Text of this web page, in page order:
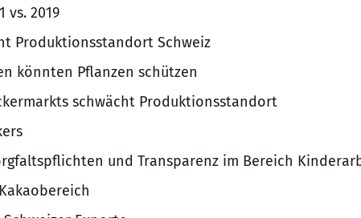
vs. 2019
Produktionsstandort Schweiz
könnten Pflanzen schützen
schwächt Produktionsstandort
und Transparenz im Bereich